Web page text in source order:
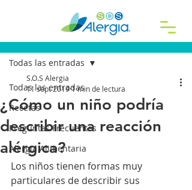
Todas las entradas
Recetas
Preguntas Frecuentes
Alergia Alimentaria
Todas las entradas
¿Cómo un niño podría
describir una reacción
alérgica?
S.O.S Alergia
11 sept 20191 min de lectura
Los niños tienen formas muy
particulares de describir sus